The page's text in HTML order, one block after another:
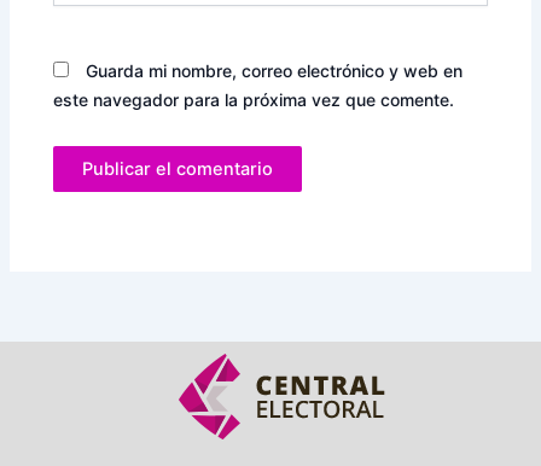
Guarda mi nombre, correo electrónico y web en
este navegador para la próxima vez que comente.